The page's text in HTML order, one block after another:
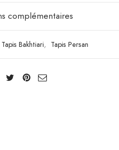
complémentaires
Tapis Bakhtiari, Tapis Persan